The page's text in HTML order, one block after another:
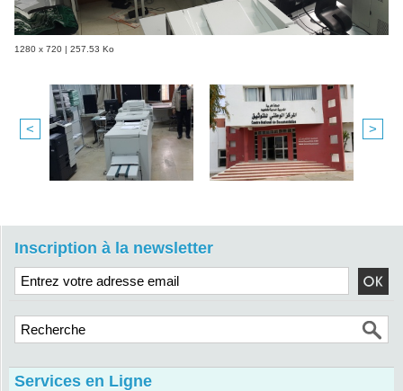
1280 x 720 | 257.53 Ko
< >
Inscription à la newsletter
Services en Ligne